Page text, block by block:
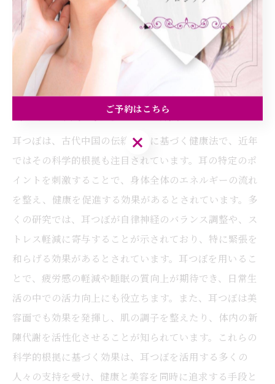
耳つぼの秘密：恒久的な美しさを手
に入れる方法
耳つぼの科学的根拠とその効果
耳つぼは、古代中国の伝統医学に基づく健康法で、近年
ではその科学的根拠も注目されています。耳の特定のポ
イントを刺激することで、身体全体のエネルギーの流れ
を整え、健康を促進する効果があるとされています。多
くの研究では、耳つぼが自律神経のバランス調整や、ス
トレス軽減に寄与することが示されており、特に緊張を
和らげる効果があるとされています。耳つぼを用いるこ
とで、疲労感の軽減や睡眠の質向上が期待でき、日常生
活の中での活力向上にも役立ちます。また、耳つぼは美
容面でも効果を発揮し、肌の調子を整えたり、体内の新
陳代謝を活性化させることが知られています。これらの
科学的根拠に基づく効果は、耳つぼを活用する多くの
人々の支持を受け、健康と美容を同時に追求する手段と
ご予約はこちら
ご予約はこちら